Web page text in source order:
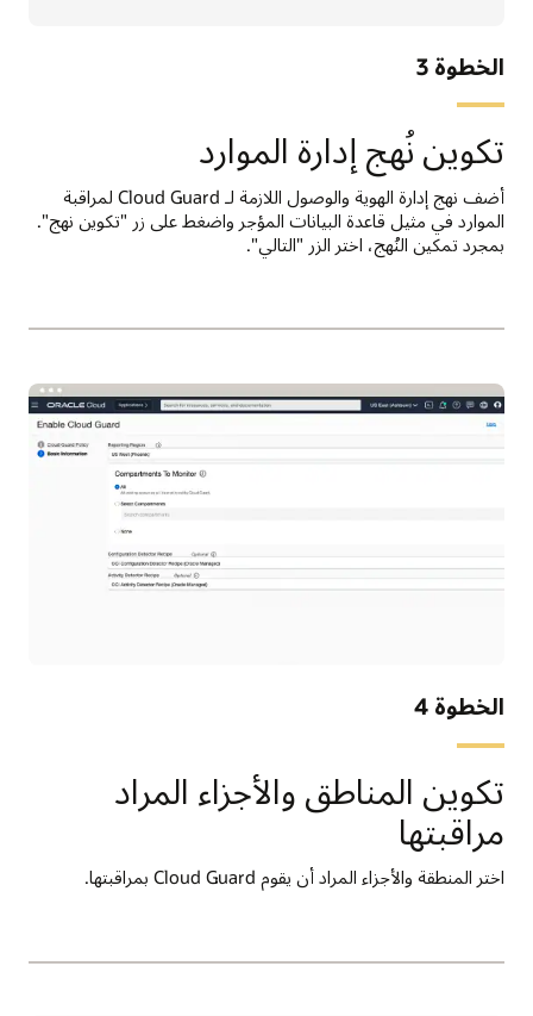
الخطوة 3
تكوين نُهج إدارة الموارد
أضف نهج إدارة الهوية والوصول اللازمة لـ Cloud Guard لمراقبة
الموارد في مثيل قاعدة البيانات المؤجر واضغط على زر "تكوين نهج".
بمجرد تمكين النُهج، اختر الزر "التالي".
الخطوة 4
تكوين المناطق والأجزاء المراد
مراقبتها
اختر المنطقة والأجزاء المراد أن يقوم Cloud Guard بمراقبتها.